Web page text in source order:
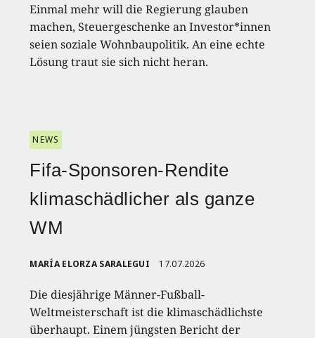
Einmal mehr will die Regierung glauben
machen, Steuergeschenke an Investor*innen
seien soziale Wohnbaupolitik. An eine echte
Lösung traut sie sich nicht heran.
NEWS
Fifa-Sponsoren-Rendite
klimaschädlicher als ganze
WM
MARÍA ELORZA SARALEGUI 17.07.2026
Die diesjährige Männer-Fußball-
Weltmeisterschaft ist die klimaschädlichste
überhaupt. Einem jüngsten Bericht der